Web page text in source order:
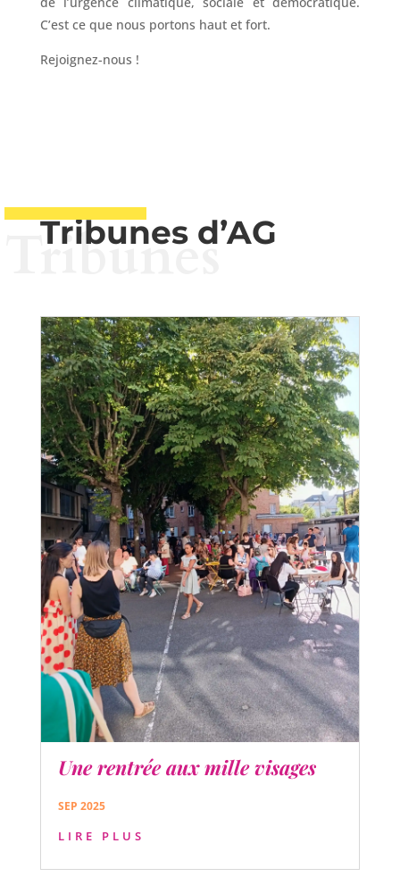
C’est ce que nous portons haut et fort.
Rejoignez-nous !
Tribunes d’AG
Tribunes
Une rentrée aux mille visages
SEP 2025
LIRE PLUS